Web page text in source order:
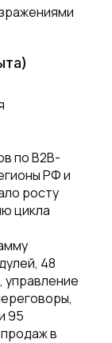
по B2B-
РФ и
росту
цикла
48
управление
95
в